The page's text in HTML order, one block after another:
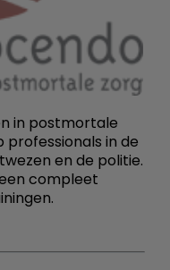
in postmortale
professionals in de
en de politie.
compleet